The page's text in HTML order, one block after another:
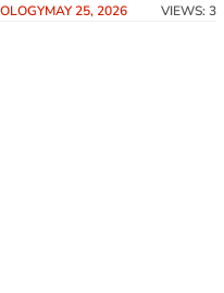
NIC ने दी विशेष ट्रेनिंग
MAY 25, 2026 VIEWS: 3